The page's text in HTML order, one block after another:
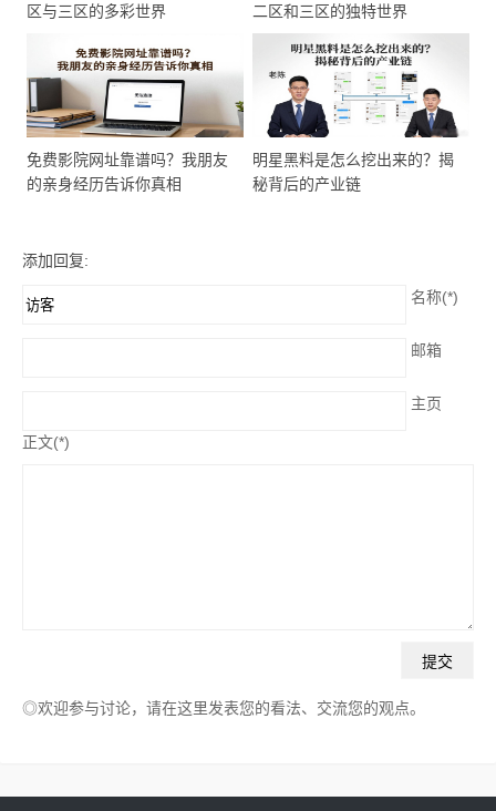
区与三区的多彩世界
二区和三区的独特世界
免费影院网址靠谱吗？我朋友
的亲身经历告诉你真相
明星黑料是怎么挖出来的？揭
秘背后的产业链
添加回复:
名称(*)
邮箱
主页
正文(*)
◎欢迎参与讨论，请在这里发表您的看法、交流您的观点。